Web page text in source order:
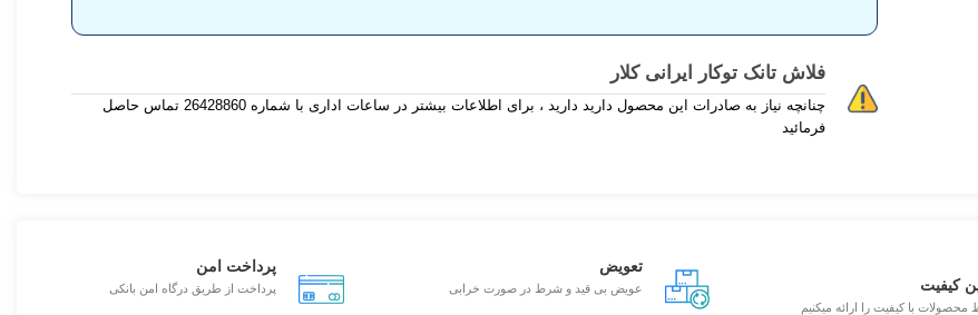
فلاش تانک توکار ایرانی کلار
چنانچه نیاز به صادرات این محصول دارید دارید ، برای اطلاعات بیشتر در ساعات اداری با شماره 26428860 تماس حاصل
فرمائید
کیفیت
محصولات با کیفیت را ارائه میکنیم
تعویض
عویض بی قید و شرط در صورت خرابی
پرداخت امن
پرداخت از طریق درگاه امن بانکی